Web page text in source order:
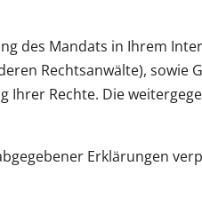
des Mandats in Ihrem
Rechtsanwälte), sowie
Rechte. Die
Erklärungen